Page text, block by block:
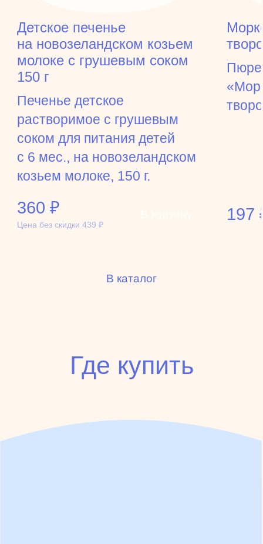
Детское печенье
на новозеландском козьем
молоке с грушевым соком
150 г
Печенье детское
растворимое с грушевым
соком для питания детей
с 6 мес., на новозеландском
козьем молоке, 150 г.
360 ₽
Цена без скидки 439 ₽
Пюре
197
В каталог
Где купить